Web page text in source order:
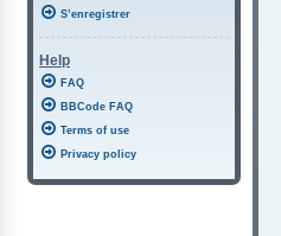
S’enregistrer
Help
FAQ
BBCode FAQ
Terms of use
Privacy policy